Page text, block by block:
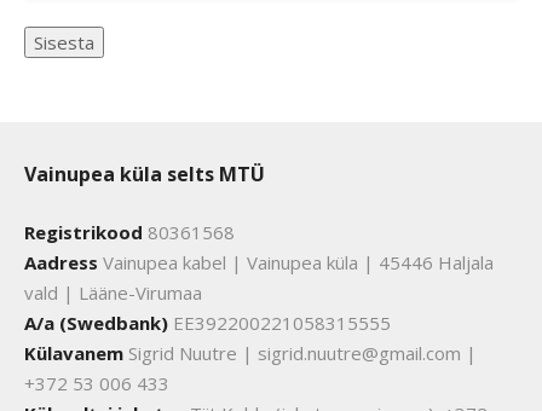
Vainupea küla selts MTÜ
Registrikood 80361568
Aadress Vainupea kabel | Vainupea küla | 45446 Haljala
vald | Lääne-Virumaa
A/a (Swedbank) EE392200221058315555
Külavanem Sigrid Nuutre | sigrid.nuutre@gmail.com |
+372 53 006 433